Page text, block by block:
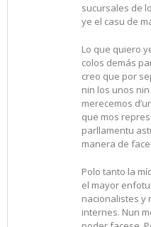
sucursales de
ye el casu de
Lo que quiero
colos demás
creo que por
nin los unos
merecemos
que mos
parllamentu
manera de
Polo tanto la
el mayor
nacionalistes y
internes. Nun